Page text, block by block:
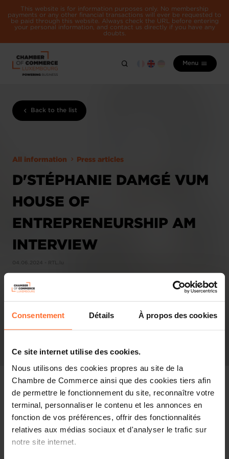
Consentement Détails À propos des cookies
Ce site internet utilise des cookies.
Nous utilisons des cookies propres au site de la
Chambre de Commerce ainsi que des cookies tiers afin
de permettre le fonctionnement du site, reconnaître votre
terminal, personnaliser le contenu et les annonces en
fonction de vos préférences, offrir des fonctionnalités
relatives aux médias sociaux et d'analyser le trafic sur
notre site internet.
This website is for information purposes only. No membership
payments or any other financial transactions will ever be requested to
be paid through this website. Always check the URL before entering
your personal information, and contact us directly if you have any
doubts.
Menu
Back to the list
All information Press articles
D'STÉPHANIE DAMGÉ VUM
HOUSE OF
ENTREPRENEURSHIP AM
INTERVIEW
In the press
Share this article